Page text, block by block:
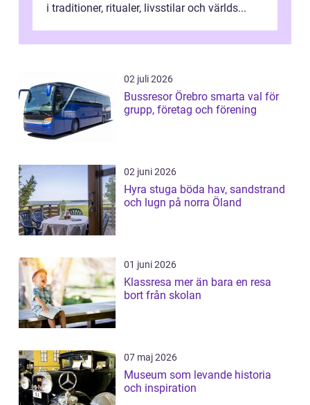
i traditioner, ritualer, livsstilar och världs...
02 juli 2026
Bussresor Örebro smarta val för
grupp, företag och förening
02 juni 2026
Hyra stuga böda hav, sandstrand
och lugn på norra Öland
01 juni 2026
Klassresa mer än bara en resa
bort från skolan
07 maj 2026
Museum som levande historia
och inspiration